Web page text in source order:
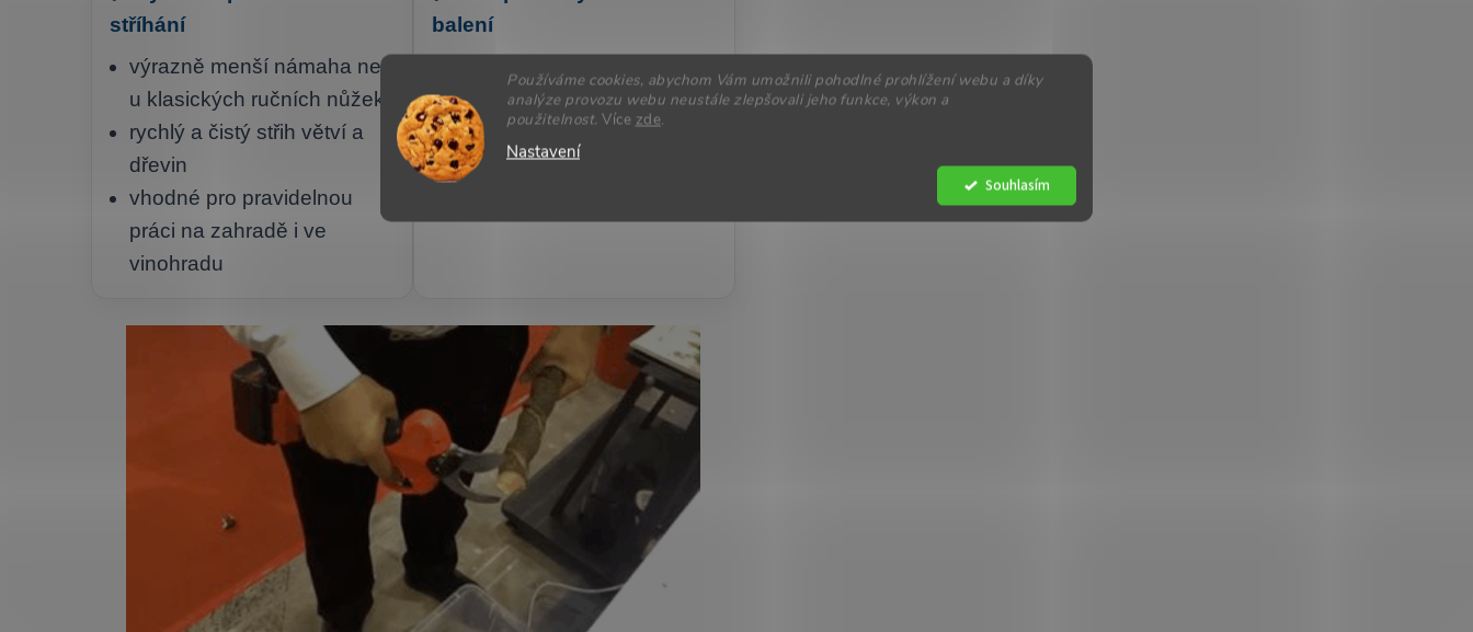
Používáme cookies, abychom Vám umožnili pohodlné prohlížení webu a díky
analýze provozu webu neustále zlepšovali jeho funkce, výkon a
použitelnost. Více zde.
Nastavení
Souhlasím
stříhání
výrazně menší námaha než
u klasických ručních nůžek
rychlý a čistý střih větví a
dřevin
vhodné pro pravidelnou
práci na zahradě i ve
vinohradu
balení
nabíječkasoučástí balení
náhradní břit zdarmapro
větší jistotu do budoucna